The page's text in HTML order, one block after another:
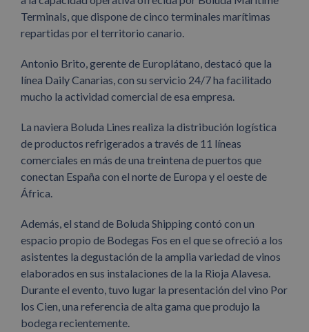
Terminals, que dispone de cinco terminales marítimas
repartidas por el territorio canario.
Antonio Brito, gerente de Europlátano, destacó que la
línea Daily Canarias, con su servicio 24/7 ha facilitado
mucho la actividad comercial de esa empresa.
La naviera Boluda Lines realiza la distribución logística
de productos refrigerados a través de 11 líneas
comerciales en más de una treintena de puertos que
conectan España con el norte de Europa y el oeste de
África.
Además, el stand de Boluda Shipping contó con un
espacio propio de Bodegas Fos en el que se ofreció a los
asistentes la degustación de la amplia variedad de vinos
elaborados en sus instalaciones de la la Rioja Alavesa.
Durante el evento, tuvo lugar la presentación del vino Por
los Cien, una referencia de alta gama que produjo la
bodega recientemente.